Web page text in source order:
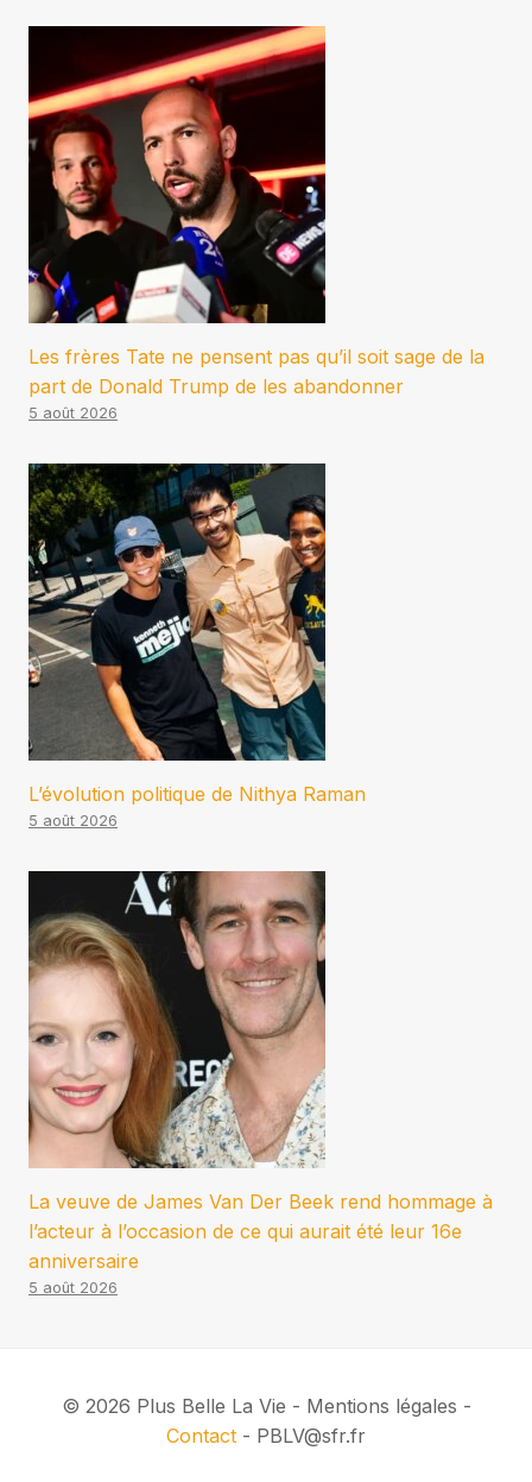
Les frères Tate ne pensent pas qu’il soit sage de la
part de Donald Trump de les abandonner
5 août 2026
L’évolution politique de Nithya Raman
5 août 2026
La veuve de James Van Der Beek rend hommage à
l’acteur à l’occasion de ce qui aurait été leur 16e
anniversaire
5 août 2026
© 2026 Plus Belle La Vie - Mentions légales -
Contact - PBLV@sfr.fr